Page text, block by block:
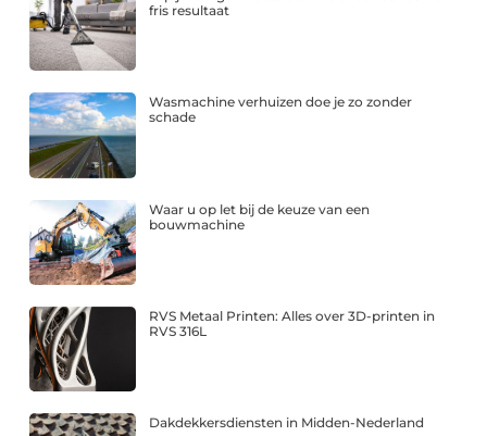
fris resultaat
Wasmachine verhuizen doe je zo zonder
schade
Waar u op let bij de keuze van een
bouwmachine
RVS Metaal Printen: Alles over 3D-printen in
RVS 316L
Dakdekkersdiensten in Midden-Nederland